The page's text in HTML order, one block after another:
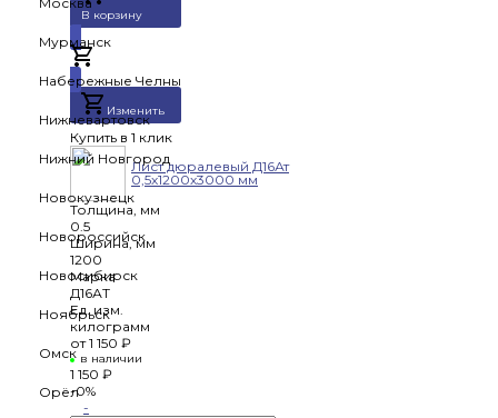
Мурманск
Набережные Челны
Нижневартовск
Нижний Новгород
Новокузнецк
Новороссийск
Новосибирск
Ноябрьск
Омск
Орёл
В корзину
Изменить
Купить в 1 клик
Лист дюралевый Д16Ат
0,5х1200х3000 мм
Толщина, мм
0.5
Ширина, мм
1200
Марка
Д16АТ
Ед. изм.
килограмм
от 1 150 ₽
в наличии
1 150 ₽
-0%
-